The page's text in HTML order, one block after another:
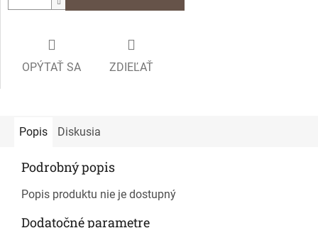
OPÝTAŤ SA ZDIEĽAŤ
Popis Diskusia
Podrobný popis
Popis produktu nie je dostupný
Dodatočné parametre